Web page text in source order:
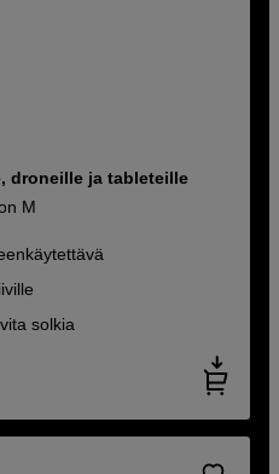
droneille ja tableteille
M
solkia